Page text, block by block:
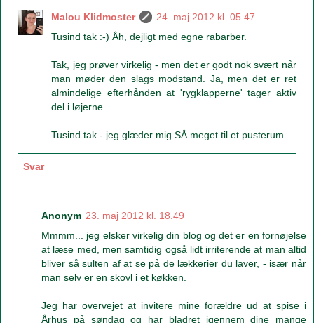
Malou Klidmoster
24. maj 2012 kl. 05.47
Tusind tak :-) Åh, dejligt med egne rabarber.
Tak, jeg prøver virkelig - men det er godt nok svært når
man møder den slags modstand. Ja, men det er ret
almindelige efterhånden at 'rygklapperne' tager aktiv
del i løjerne.
Tusind tak - jeg glæder mig SÅ meget til et pusterum.
Svar
Anonym 23. maj 2012 kl. 18.49
Mmmm... jeg elsker virkelig din blog og det er en fornøjelse
at læse med, men samtidig også lidt irriterende at man altid
bliver så sulten af at se på de lækkerier du laver, - især når
man selv er en skovl i et køkken.
Jeg har overvejet at invitere mine forældre ud at spise i
Århus på søndag og har bladret igennem dine mange